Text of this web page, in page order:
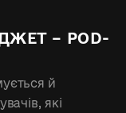
– POD-
й
які